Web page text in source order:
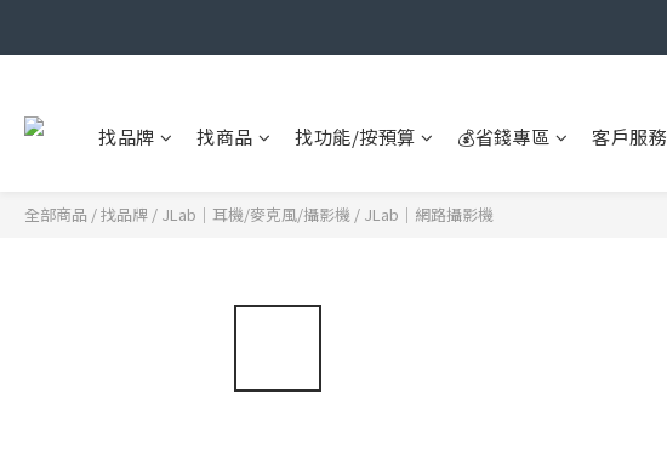
找品牌 找商品 找功能/按預算 💰省錢專區 客戶服務
全部商品 /找品牌 / JLab｜耳機/麥克風/攝影機 / JLab｜網路攝影機